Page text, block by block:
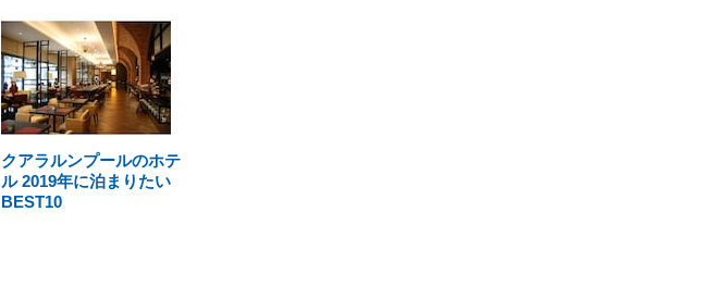
クアラルンプールのホテ
ル 2019年に泊まりたい
BEST10